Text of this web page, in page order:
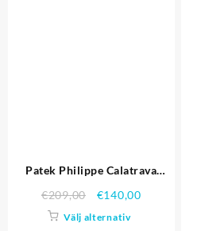
Patek Philippe Calatrava
läderrem Replika Klockor
€209,00 €140,00
Välj alternativ